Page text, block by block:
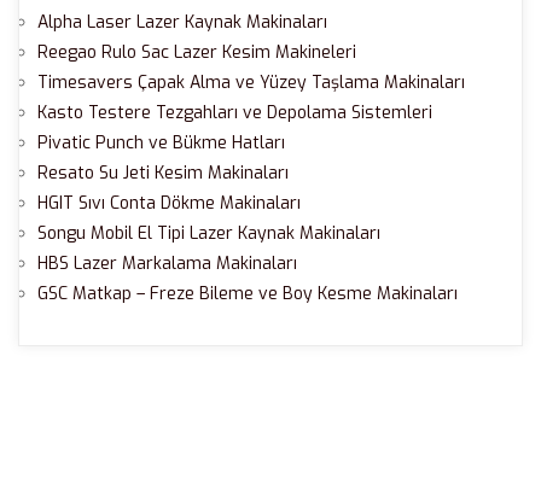
Alpha Laser Lazer Kaynak Makinaları
Reegao Rulo Sac Lazer Kesim Makineleri
Timesavers Çapak Alma ve Yüzey Taşlama Makinaları
Kasto Testere Tezgahları ve Depolama Sistemleri
Pivatic Punch ve Bükme Hatları
Resato Su Jeti Kesim Makinaları
HGIT Sıvı Conta Dökme Makinaları
Songu Mobil El Tipi Lazer Kaynak Makinaları
HBS Lazer Markalama Makinaları
GSC Matkap – Freze Bileme ve Boy Kesme Makinaları